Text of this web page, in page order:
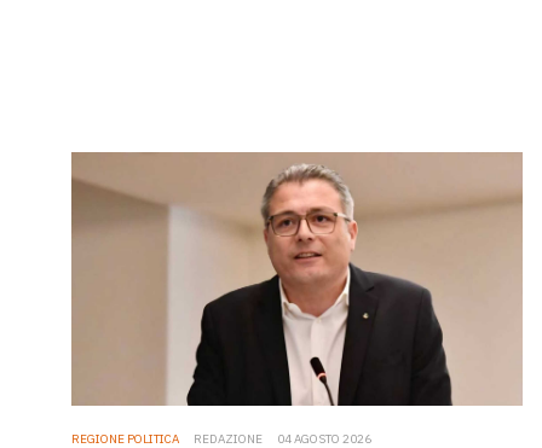
REGIONE POLITICA REDAZIONE 04 AGOSTO 2026